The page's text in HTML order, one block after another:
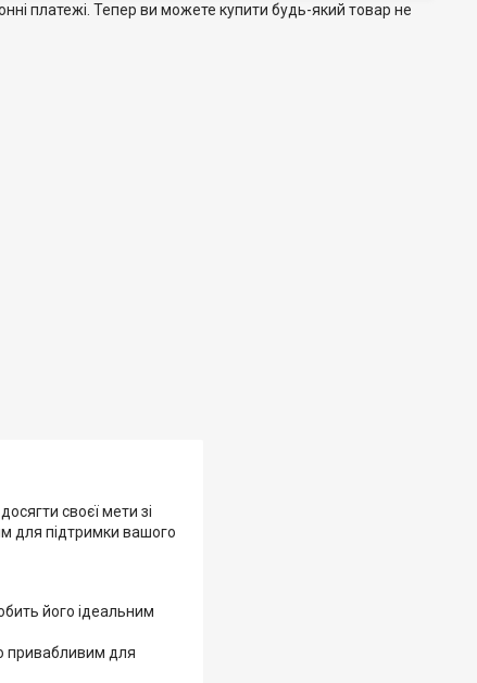
платежі. Тепер ви можете купити будь-який товар не
своєї мети зі
для підтримки вашого
його ідеальним
привабливим для